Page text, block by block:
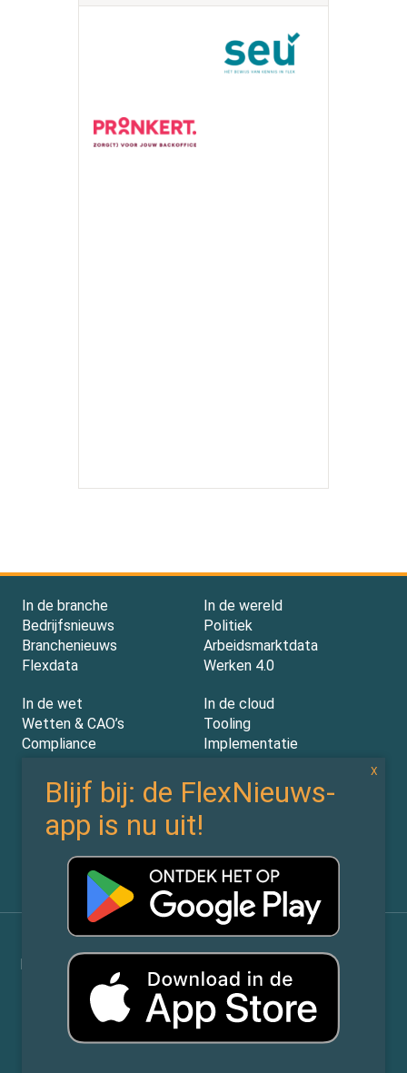
In de branche
Bedrijfsnieuws
Branchenieuws
Flexdata
In de wereld
Politiek
Arbeidsmarktdata
Werken 4.0
In de wet
Wetten & CAO’s
Compliance
In de cloud
Tooling
Implementatie
Experts
Partners
Vacatures
Nieuwsbrief
Privacy Statement
Flexnieuws.nl